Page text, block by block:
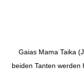
Gaias Mama Taika
beiden Tanten